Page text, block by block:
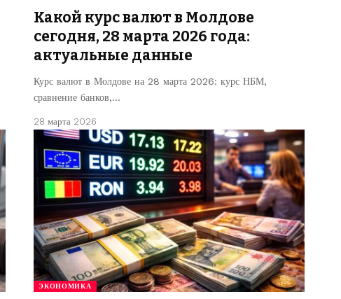
Какой курс валют в Молдове
сегодня, 28 марта 2026 года:
актуальные данные
Курс валют в Молдове на 28 марта 2026: курс НБМ,
сравнение банков,…
28 марта 2026
ЭКОНОМИКА